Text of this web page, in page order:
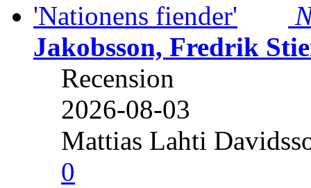
Jakobsson, Fredrik
Recension
2026-08-03
Mattias Lahti
0